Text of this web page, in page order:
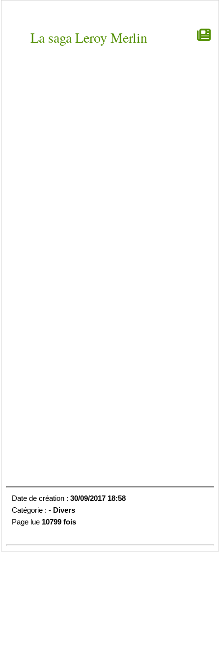
La saga Leroy Merlin
Date de création :30/09/2017 18:58
Catégorie :- Divers
Page lue 10799 fois